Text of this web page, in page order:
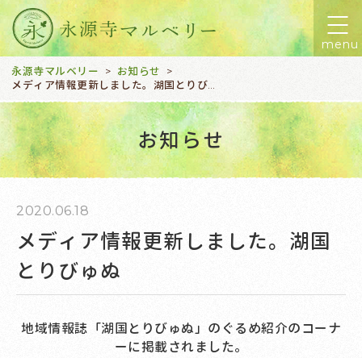
menu
永源寺マルベリー > お知らせ
>
お知らせ
2020.06.18
メディア情報更新しました。湖国
とりびゅぬ
地域情報誌「湖国とりびゅぬ」のぐるめ紹介のコーナ
ーに掲載されました。